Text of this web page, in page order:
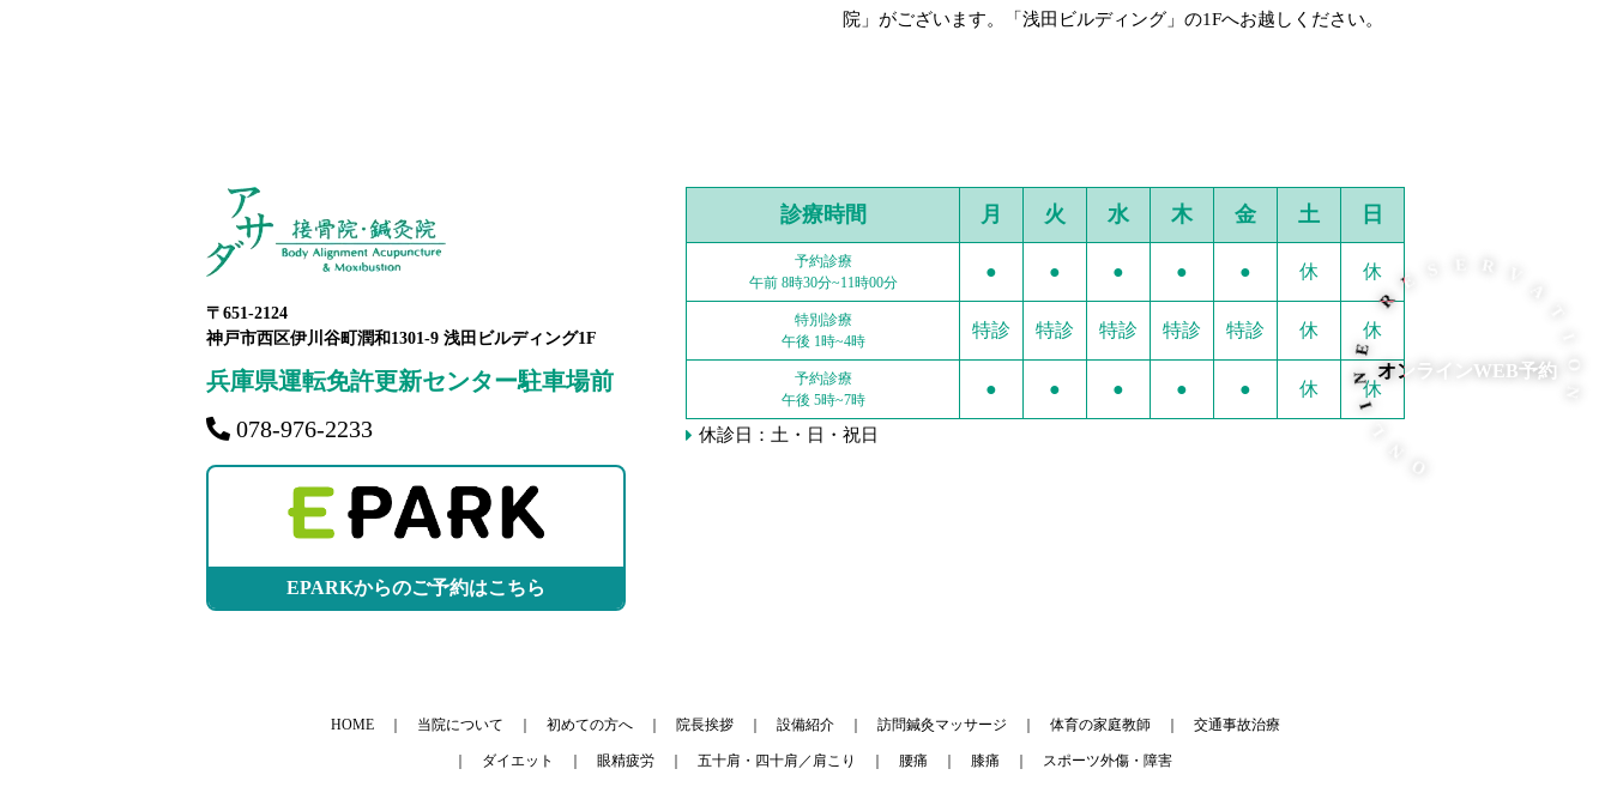
院」がございます。「浅田ビルディング」の1Fへお越しください。
〒651-2124
神戸市西区伊川谷町潤和1301-9 浅田ビルディング1F
兵庫県運転免許更新センター駐車場前
078-976-2233
EPARKからのご予約はこちら
診療時間 月 火 水 木 金 土 日
予約診療
午前 8時30分~11時00分
● ● ● ● ● 休 休
特別診療
午後 1時~4時
特診 特診 特診 特診 特診 休 休
予約診療
午後 5時~7時
● ● ● ● ● 休 休
休診日：土・日・祝日
HOME 当院について 初めての方へ 院長挨拶 設備紹介 訪問鍼灸マッサージ 体育の家庭教師 交通事故治療
ダイエット 眼精疲労 五十肩・四十肩／肩こり 腰痛 膝痛 スポーツ外傷・障害
オンラインWEB予約
O
N
L
I
N
E